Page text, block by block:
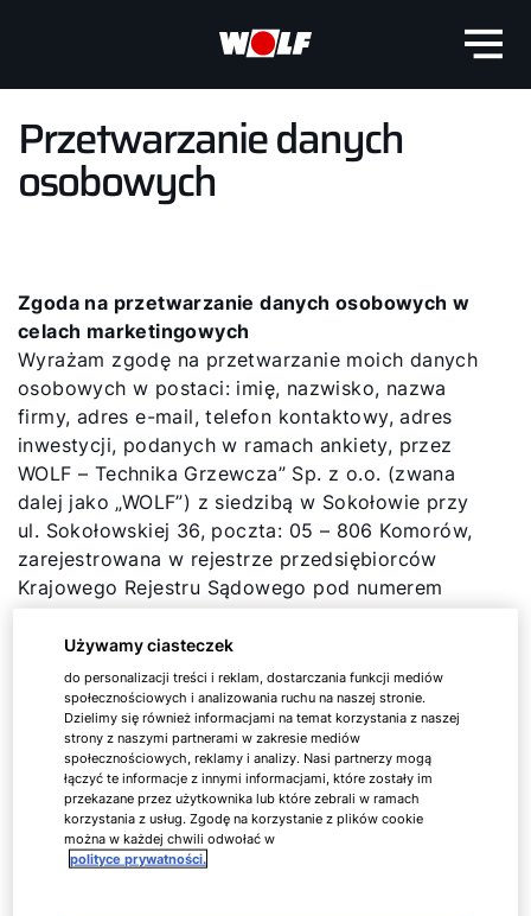
Przetwarzanie danych
osobowych
Zgoda na przetwarzanie danych osobowych w
celach marketingowych
Wyrażam zgodę na przetwarzanie moich danych
osobowych w postaci: imię, nazwisko, nazwa
firmy, adres e-mail, telefon kontaktowy, adres
inwestycji, podanych w ramach ankiety, przez
WOLF – Technika Grzewcza” Sp. z o.o. (zwana
dalej jako „WOLF”) z siedzibą w Sokołowie przy
ul. Sokołowskiej 36, poczta: 05 – 806 Komorów,
zarejestrowana w rejestrze przedsiębiorców
Krajowego Rejestru Sądowego pod numerem
012215412, w celu przygotowania i
przedstawienia mi informacji handlowej na
produkty oferowane przez WOLF lub podmioty
gospodarczo powiązane.
Klauzula informacyjna
Zgodnie z art. 13 ust. 1 i 2 Rozporządzenia
Parlamentu Europejskiego i Rady (UE) 2016/679
z dnia 27 kwietnia 2016 r. w sprawie ochrony
Używamy ciasteczek
do personalizacji treści i reklam, dostarczania funkcji mediów
społecznościowych i analizowania ruchu na naszej stronie.
Dzielimy się również informacjami na temat korzystania z naszej
strony z naszymi partnerami w zakresie mediów
społecznościowych, reklamy i analizy. Nasi partnerzy mogą
łączyć te informacje z innymi informacjami, które zostały im
przekazane przez użytkownika lub które zebrali w ramach
korzystania z usług. Zgodę na korzystanie z plików cookie
można w każdej chwili odwołać w
polityce prywatności.